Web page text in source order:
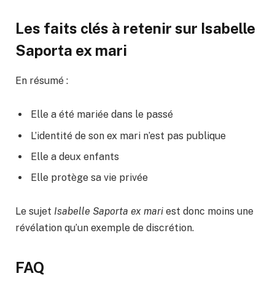
Les faits clés à retenir sur Isabelle
Saporta ex mari
En résumé :
Elle a été mariée dans le passé
L’identité de son ex mari n’est pas publique
Elle a deux enfants
Elle protège sa vie privée
Le sujet Isabelle Saporta ex mari est donc moins une
révélation qu’un exemple de discrétion.
FAQ